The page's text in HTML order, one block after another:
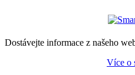
Dostávejte informace z našeho
Více o